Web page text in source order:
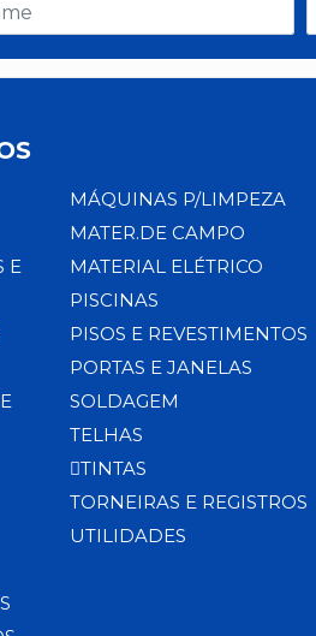
E
MÁQUINAS P/LIMPEZA
MATER.DE CAMPO
MATERIAL ELÉTRICO
PISCINAS
PISOS E REVESTIMENTOS
PORTAS E JANELAS
SOLDAGEM
TELHAS
TINTAS
TORNEIRAS E REGISTROS
UTILIDADES